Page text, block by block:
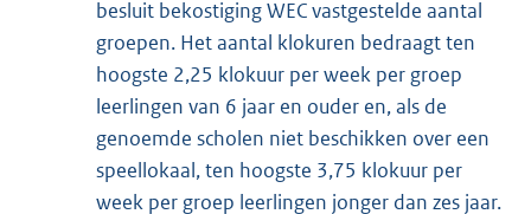
besluit bekostiging WEC vastgestelde aantal
groepen. Het aantal klokuren bedraagt ten
hoogste 2,25 klokuur per week per groep
leerlingen van 6 jaar en ouder en, als de
genoemde scholen niet beschikken over een
speellokaal, ten hoogste 3,75 klokuur per
week per groep leerlingen jonger dan zes jaar.